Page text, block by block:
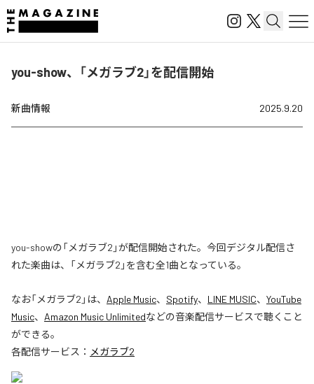
you-show、「メガラブ2」を配信開始
新曲情報 2025.9.20
you-showの「メガラブ2」が配信開始された。今回デジタル配信さ
れた楽曲は、「メガラブ2」を含む全1曲となっている。
なお「メガラブ2 」は、 Apple Music、 Spotify、 LINE MUSIC、 YouTube
Music、 Amazon Music Unlimitedなどの音楽配信サービスで聴くこと
ができる。
各配信サービス： メガラブ2